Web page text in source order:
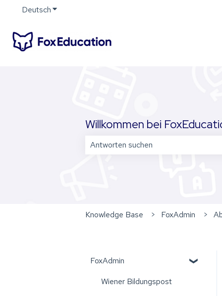
DeutschUntermenü für Übersetzungen anzeigen
Willkommen bei
Knowledge Base FoxAdmin
FoxAdmin
Wiener Bildungspost